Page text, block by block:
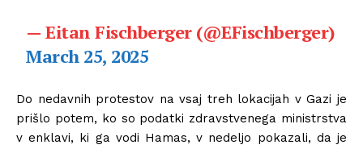
— Eitan Fischberger (@EFischberger)
March 25, 2025
Do nedavnih protestov na vsaj treh lokacijah v Gazi je
prišlo potem, ko so podatki zdravstvenega ministrstva
v enklavi, ki ga vodi Hamas, v nedeljo pokazali, da je